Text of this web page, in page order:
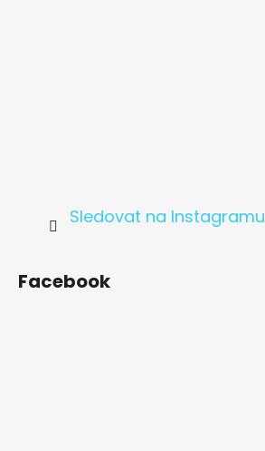
Sledovat na Instagramu
Facebook